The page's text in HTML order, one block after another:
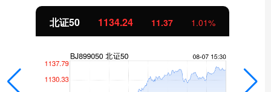
北证50 1134.24 11.37 1.01%